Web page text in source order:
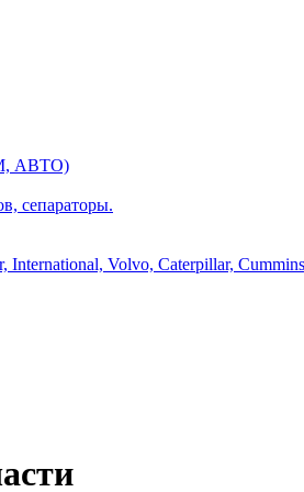
АВТО)
сепараторы.
International, Volvo, Caterpillar,